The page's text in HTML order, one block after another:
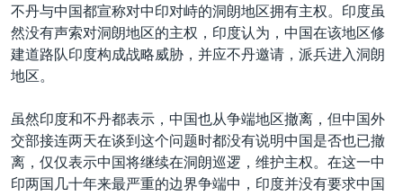
不丹与中国都宣称对中印对峙的洞朗地区拥有主权。印度虽
然没有声索对洞朗地区的主权，印度认为，中国在该地区修
建道路队印度构成战略威胁，并应不丹邀请，派兵进入洞朗
地区。
虽然印度和不丹都表示，中国也从争端地区撤离，但中国外
交部接连两天在谈到这个问题时都没有说明中国是否也已撤
离，仅仅表示中国将继续在洞朗巡逻，维护主权。在这一中
印两国几十年来最严重的边界争端中，印度并没有要求中国